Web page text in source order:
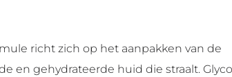
richt zich op het aanpakken van de
en gehydrateerde huid die straalt.